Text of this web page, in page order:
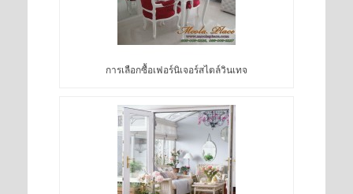
การเลือกซื้อเฟอร์นิเจอร์สไตล์วินเทจ